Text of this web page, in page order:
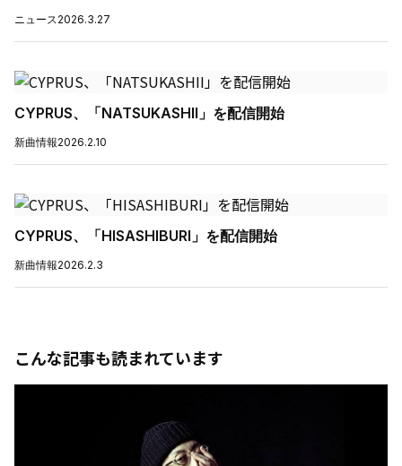
ニュース 2026.3.27
CYPRUS、「NATSUKASHII」を配信開始
新曲情報2026.2.10
CYPRUS、「HISASHIBURI」を配信開始
新曲情報2026.2.3
こんな記事も読まれています